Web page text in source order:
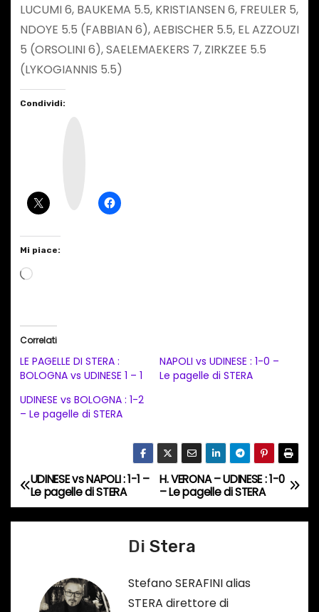
LUCUMI 6, BAUKEMA 5.5, KRISTIANSEN 6, FREULER 5,
NDOYE 5.5 (FABBIAN 6), AEBISCHER 5.5, EL AZZOUZI
5 (ORSOLINI 6), SAELEMAEKERS 7, ZIRKZEE 5.5
(LYKOGIANNIS 5.5)
Condividi:
Mi piace:
C
a
m
e
o
i
n
Correlati
LE PAGELLE DI STERA :
BOLOGNA vs UDINESE 1 – 1
NAPOLI vs UDINESE : 1-0 –
Le pagelle di STERA
UDINESE vs BOLOGNA : 1-2
– Le pagelle di STERA
N
a
H. VERONA – UDINESE : 1-0
– Le pagelle di STERA
UDINESE vs NAPOLI : 1-1 –
Le pagelle di STERA
Di Stera
Stefano SERAFINI alias
STERA direttore di